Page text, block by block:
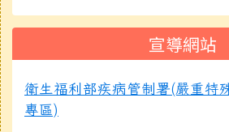
宣導網站
衛生福利部疾病管制署(嚴重特
專區)